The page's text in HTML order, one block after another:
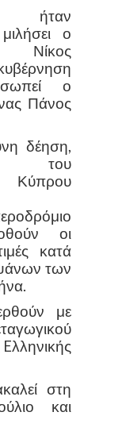
ήταν
ο
Νίκος
ο
Πάνος
δέηση,
του
οι
κατά
των
με
στη
και